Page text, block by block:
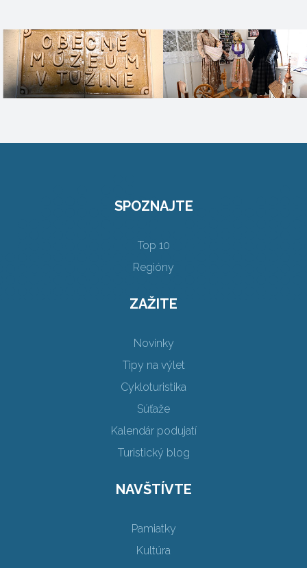
SPOZNAJTE
Top 10
Regióny
ZAŽITE
Novinky
Tipy na výlet
Cykloturistika
Súťaže
Kalendár podujatí
Turistický blog
NAVŠTÍVTE
Pamiatky
Kultúra